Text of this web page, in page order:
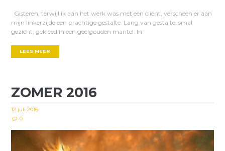
Gisteren, terwijl ik aan het werk was met een cliënt, verscheen er aan
mijn linkerzijde een prachtige gestalte. Lang van gestalte, smal
gezicht, gekleed in een geelgouden mantel. In
LEES MEER
ZOMER 2016
12 juli 2016
0